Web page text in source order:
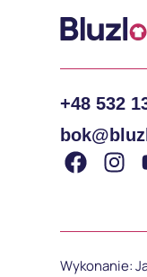
+48 532
Wykonanie: